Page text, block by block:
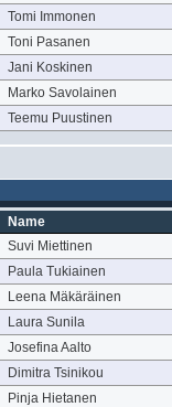
Tomi Immonen
Toni Pasanen
Jani Koskinen
Marko Savolainen
Teemu Puustinen
Name
Suvi Miettinen
Paula Tukiainen
Leena Mäkäräinen
Laura Sunila
Josefina Aalto
Dimitra Tsinikou
Pinja Hietanen